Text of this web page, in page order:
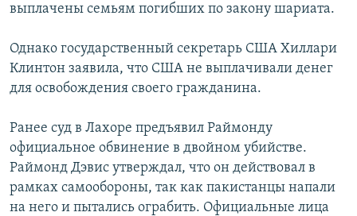
выплачены семьям погибших по закону шариата.
Однако государственный секретарь США Хиллари
Клинтон заявила, что США не выплачивали денег
для освобождения своего гражданина.
Ранее суд в Лахоре предъявил Раймонду
официальное обвинение в двойном убийстве.
Раймонд Дэвис утверждал, что он действовал в
рамках самообороны, так как пакистанцы напали
на него и пытались ограбить. Официальные лица